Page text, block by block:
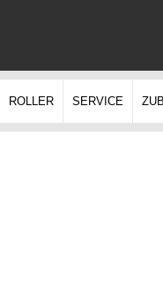
ROLLER SERVICE